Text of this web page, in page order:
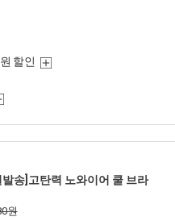
할인
발송]고탄력 노와이어 쿨 브라
원